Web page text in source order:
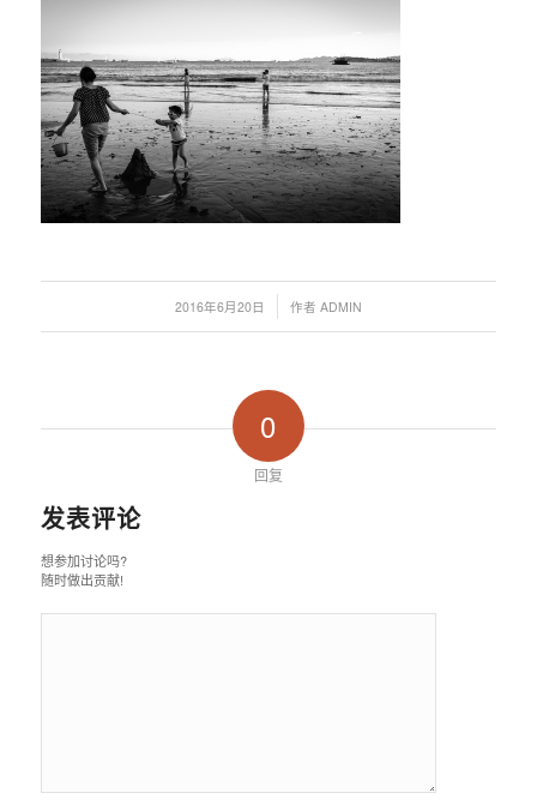
2016年6月20日
/ 作者 ADMIN
0
回复
发表评论
想参加讨论吗?
随时做出贡献!